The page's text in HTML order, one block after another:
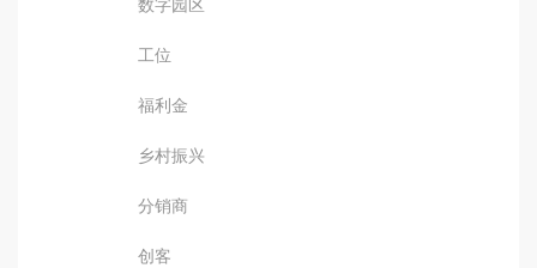
工位
福利金
乡村振兴
分销商
创客